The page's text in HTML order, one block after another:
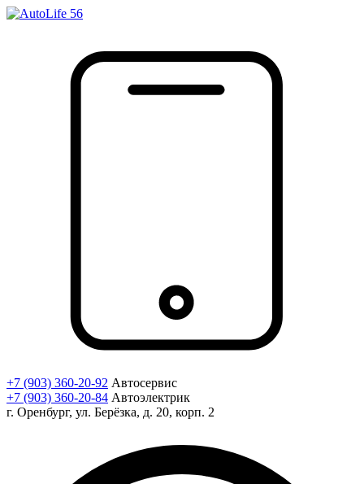
+7 (903) 360-20-92 Автосервис
+7 (903) 360-20-84 Автоэлектрик
г. Оренбург, ул. Берёзка, д. 20, корп. 2